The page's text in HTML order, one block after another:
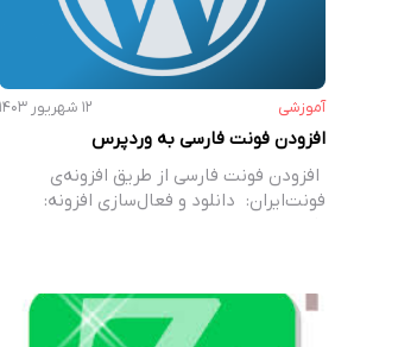
آموزشی ۱۲ شهریور ۱۴۰۳
افزودن فونت فارسی به وردپرس
افزودن فونت فارسی از طریق افزونه‌ی
فونت‌ایران: دانلود و فعال‌سازی افزونه: